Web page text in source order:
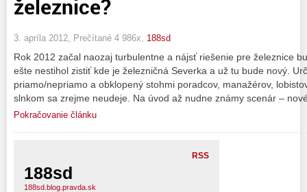
železnice?
3. apríla 2012, Prečítané 4 986x, 188sd
Rok 2012 začal naozaj turbulentne a nájsť riešenie pre železnice
ešte nestihol zistiť kde je železničná Severka a už tu bude nový.
priamo/nepriamo a obklopený stohmi poradcov, manažérov,
slnkom sa zrejme neudeje. Na úvod až nudne známy scenár –
Pokračovanie článku
RSS
188sd
188sd.blog.pravda.sk